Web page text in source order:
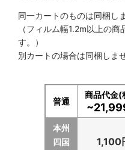
同一カートのものは同梱しま
（フィルム幅1.2m以上の
す。）
別カートの場合は同梱しませ
普通
商品代金(
本州
四国
1,100